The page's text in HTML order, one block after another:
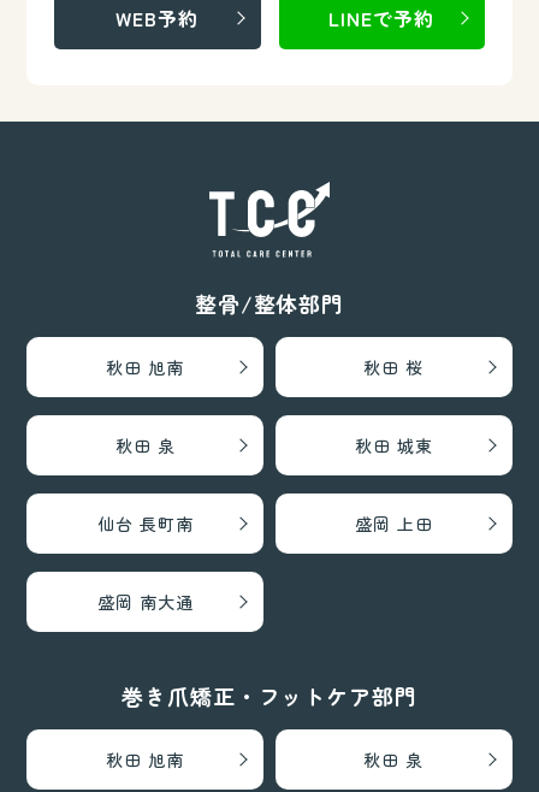
WEB予約 LINEで予約
整骨/整体部門
秋田 旭南 秋田 桜
秋田 泉 秋田 城東
仙台 長町南 盛岡 上田
盛岡 南大通
巻き爪矯正・フットケア部門
秋田 旭南 秋田 泉